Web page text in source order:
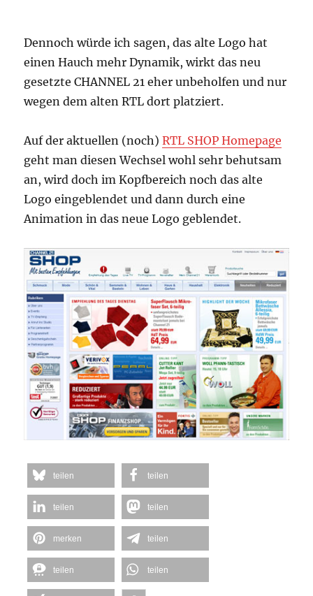
Dennoch würde ich sagen, das alte Logo hat
einen Hauch mehr Dynamik, wirkt das neu
gesetzte CHANNEL 21 eher unbeholfen und nur
wegen dem alten RTL dort platziert.
Auf der aktuellen (noch)RTL SHOP Homepage
geht man diesen Wechsel wohl sehr behutsam
an, wird doch im Kopfbereich noch das alte
Logo eingeblendet und dann durch eine
Animation in das neue Logo geblendet.
teilen teilen
teilen teilen
merken teilen
teilen teilen